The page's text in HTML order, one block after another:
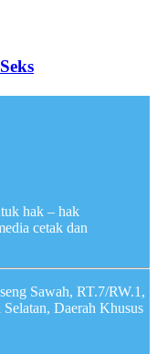
hak – hak
cetak dan
Sawah, RT.7/RW.1,
Selatan, Daerah Khusus